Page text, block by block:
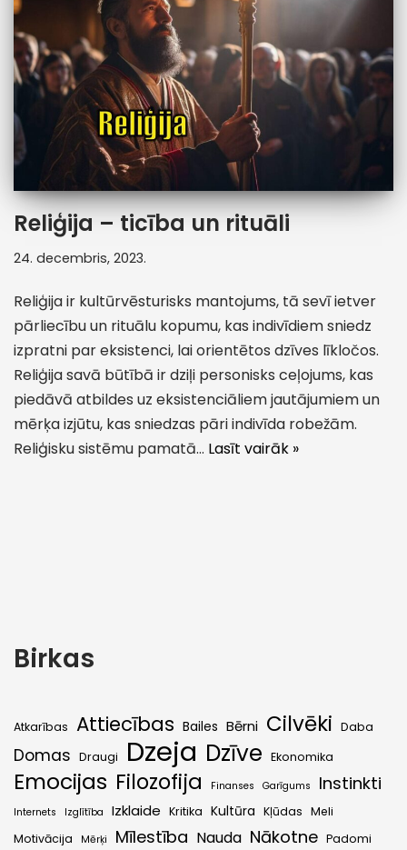
Reliģija – ticība un rituāli
24. decembris, 2023.
Reliģija ir kultūrvēsturisks mantojums, tā sevī ietver
pārliecību un rituālu kopumu, kas indivīdiem sniedz
izpratni par eksistenci, lai orientētos dzīves līkločos.
Reliģija savā būtībā ir dziļi personisks ceļojums, kas
piedāvā atbildes uz eksistenciāliem jautājumiem un
mērķa izjūtu, kas sniedzas pāri indivīda robežām.
Reliģisku sistēmu pamatā… Lasīt vairāk »
Birkas
Atkarības Attiecības Bailes Bērni Cilvēki Daba
Domas Draugi Dzeja Dzīve Ekonomika
Emocijas Filozofija Finanses Garīgums Instinkti
Internets Izglītība Izklaide Kritika Kultūra Kļūdas Meli
Motivācija
Mērķi Mīlestība Nauda Nākotne Padomi